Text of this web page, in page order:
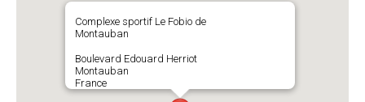
Complexe sportif Le Fobio de
Montauban
Boulevard Edouard Herriot
Montauban
France